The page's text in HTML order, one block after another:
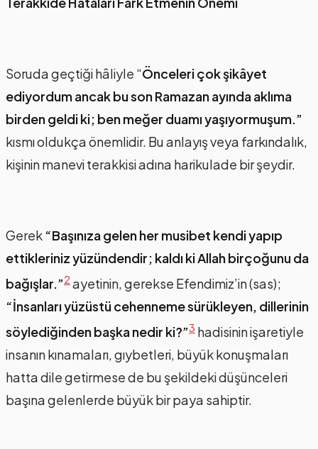
Soruda geçtiği hâliyle “Önceleri çok şikâyet
ediyordum ancak bu son Ramazan ayında aklıma
birden geldi ki; ben meğer duamı yaşıyormuşum.”
kısmı oldukça önemlidir. Bu anlayış veya farkındalık,
kişinin manevi terakkisi adına harikulade bir şeydir.
Gerek “Başınıza gelen her musibet kendi yapıp
ettikleriniz yüzündendir; kaldı ki Allah birçoğunu da
bağışlar.”2 ayetinin, gerekse Efendimiz’in (sas);
“İnsanları yüzüstü cehenneme sürükleyen, dillerinin
söylediğinden başka nedir ki?”3 hadisinin işaretiyle
insanın kınamaları, gıybetleri, büyük konuşmaları
hatta dile getirmese de bu şekildeki düşünceleri
başına gelenlerde büyük bir paya sahiptir.